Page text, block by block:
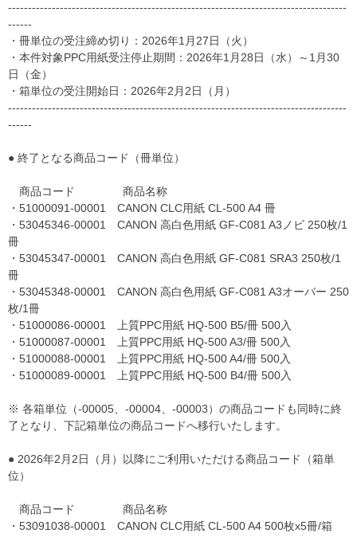
-------------------------------------------------------------------------------------
------
・冊単位の受注締め切り：2026年1月27日（火）
・本件対象PPC用紙受注停止期間：2026年1月28日（水）～1月30
日（金）
・箱単位の受注開始日：2026年2月2日（月）
-------------------------------------------------------------------------------------
------
● 終了となる商品コード（冊単位）
商品コード 商品名称
・51000091-00001 CANON CLC用紙 CL-500 A4 冊
・53045346-00001 CANON 高白色用紙 GF-C081 A3ノビ 250枚/1
冊
・53045347-00001 CANON 高白色用紙 GF-C081 SRA3 250枚/1
冊
・53045348-00001 CANON 高白色用紙 GF-C081 A3オーバー 250
枚/1冊
・51000086-00001 上質PPC用紙 HQ-500 B5/冊 500入
・51000087-00001 上質PPC用紙 HQ-500 A3/冊 500入
・51000088-00001 上質PPC用紙 HQ-500 A4/冊 500入
・51000089-00001 上質PPC用紙 HQ-500 B4/冊 500入
※ 各箱単位（-00005、-00004、-00003）の商品コードも同時に終
了となり、下記箱単位の商品コードへ移行いたします。
● 2026年2月2日（月）以降にご利用いただける商品コード（箱単
位）
商品コード 商品名称
・53091038-00001 CANON CLC用紙 CL-500 A4 500枚x5冊/箱